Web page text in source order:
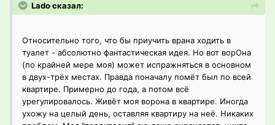
Lado сказал:
Относительно того, что бы приучить врана ходить в
туалет - абсолютно фантастическая идея. Но вот ворОна
(по крайней мере моя) может испражняться в основном
в двух-трёх местах. Правда поначалу помёт был по всей
квартире. Примерно до года, а потом всё
урегулировалось. Живёт моя ворона в квартире. Иногда
ухожу на целый день, оставляя квартиру на неё. Никаких